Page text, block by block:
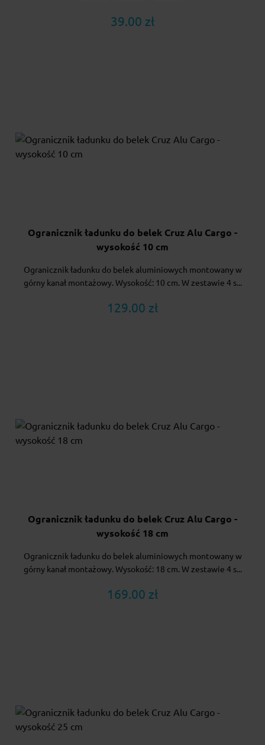
39.00 zł
Ogranicznik ładunku do belek Cruz Alu Cargo -
wysokość 10 cm
Ogranicznik ładunku do belek aluminiowych montowany w
górny kanał montażowy. Wysokość: 10 cm. W zestawie 4 s...
129.00 zł
Ogranicznik ładunku do belek Cruz Alu Cargo -
wysokość 18 cm
Ogranicznik ładunku do belek aluminiowych montowany w
górny kanał montażowy. Wysokość: 18 cm. W zestawie 4 s...
169.00 zł